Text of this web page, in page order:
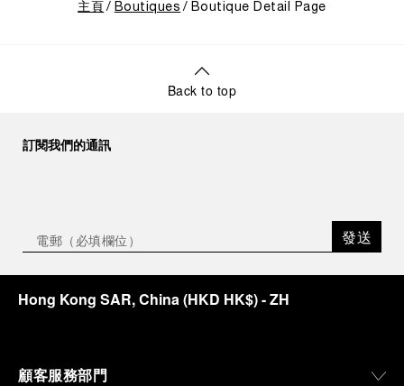
主頁 Boutiques Boutique Detail Page
Back to top
訂閱我們的通訊
發送
Hong Kong SAR, China(HKD HK$)- ZH
顧客服務部門